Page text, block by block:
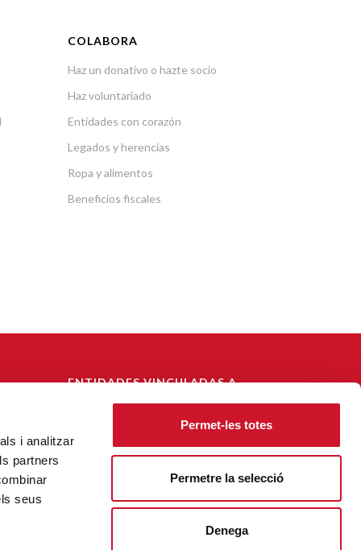
i analitzar
partners
seus
Permet-les totes
Permetre la selecció
Denega
COLABORA
Haz un donativo o hazte socio
Haz voluntariado
Entidades con corazón
Legados y herencias
Ropa y alimentos
Beneficios fiscales
ENTIDADES VINCULADAS A
CECAS - Centre Català de Solidaritat
Fundación Vivienda Social